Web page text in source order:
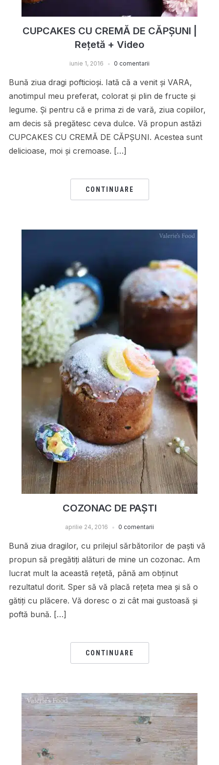
CUPCAKES CU CREMĂ DE CĂPȘUNI |
Rețetă + Video
iunie 1, 2016 0 comentarii
Bună ziua dragi pofticioși. Iată că a venit și VARA,
anotimpul meu preferat, colorat și plin de fructe și
legume. Și pentru că e prima zi de vară, ziua copiilor,
am decis să pregătesc ceva dulce. Vă propun astăzi
CUPCAKES CU CREMĂ DE CĂPȘUNI. Acestea sunt
delicioase, moi și cremoase. […]
CONTINUARE
COZONAC DE PAȘTI
aprilie 24, 2016 0 comentarii
Bună ziua dragilor, cu prilejul sărbătorilor de paști vă
propun să pregătiți alături de mine un cozonac. Am
lucrat mult la această rețetă, până am obținut
rezultatul dorit. Sper să vă placă rețeta mea și să o
gătiți cu plăcere. Vă doresc o zi cât mai gustoasă și
poftă bună. […]
CONTINUARE